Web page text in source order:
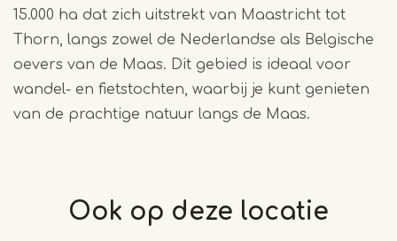
15.000 ha dat zich uitstrekt van Maastricht tot
Thorn, langs zowel de Nederlandse als Belgische
oevers van de Maas. Dit gebied is ideaal voor
wandel- en fietstochten, waarbij je kunt genieten
van de prachtige natuur langs de Maas.
Ook op deze locatie